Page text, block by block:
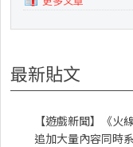
最新貼文
【遊戲新聞】《火
追加大量內容同時